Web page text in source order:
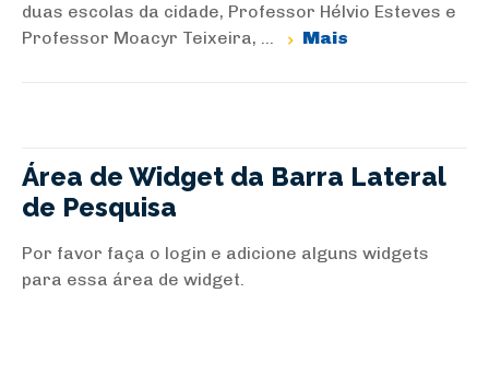
duas escolas da cidade, Professor Hélvio Esteves e
Professor Moacyr Teixeira, ...
Mais
Área de Widget da Barra Lateral
de Pesquisa
Por favor faça o login e adicione alguns widgets
para essa área de widget.